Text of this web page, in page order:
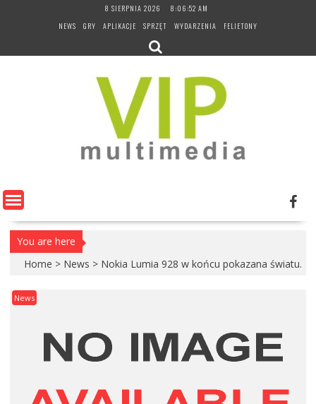
8 SIERPNIA 2026
8:06:53 AM
NEWS
GRY APLIKACJE SPRZĘT WYDARZENIA FELIETONY
You are here
Home > News > Nokia Lumia 928 w końcu pokazana światu.
News